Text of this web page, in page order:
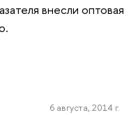
внесли оптовая
6 августа, 2014 г.